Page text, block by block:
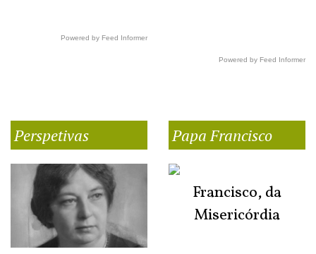
Powered by Feed Informer
Powered by Feed Informer
Perspetivas Papa Francisco
Francisco, da
Misericórdia